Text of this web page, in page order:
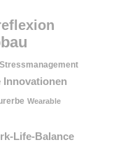
Stressmanagement
Innovationen
Wearable
Life-Balance